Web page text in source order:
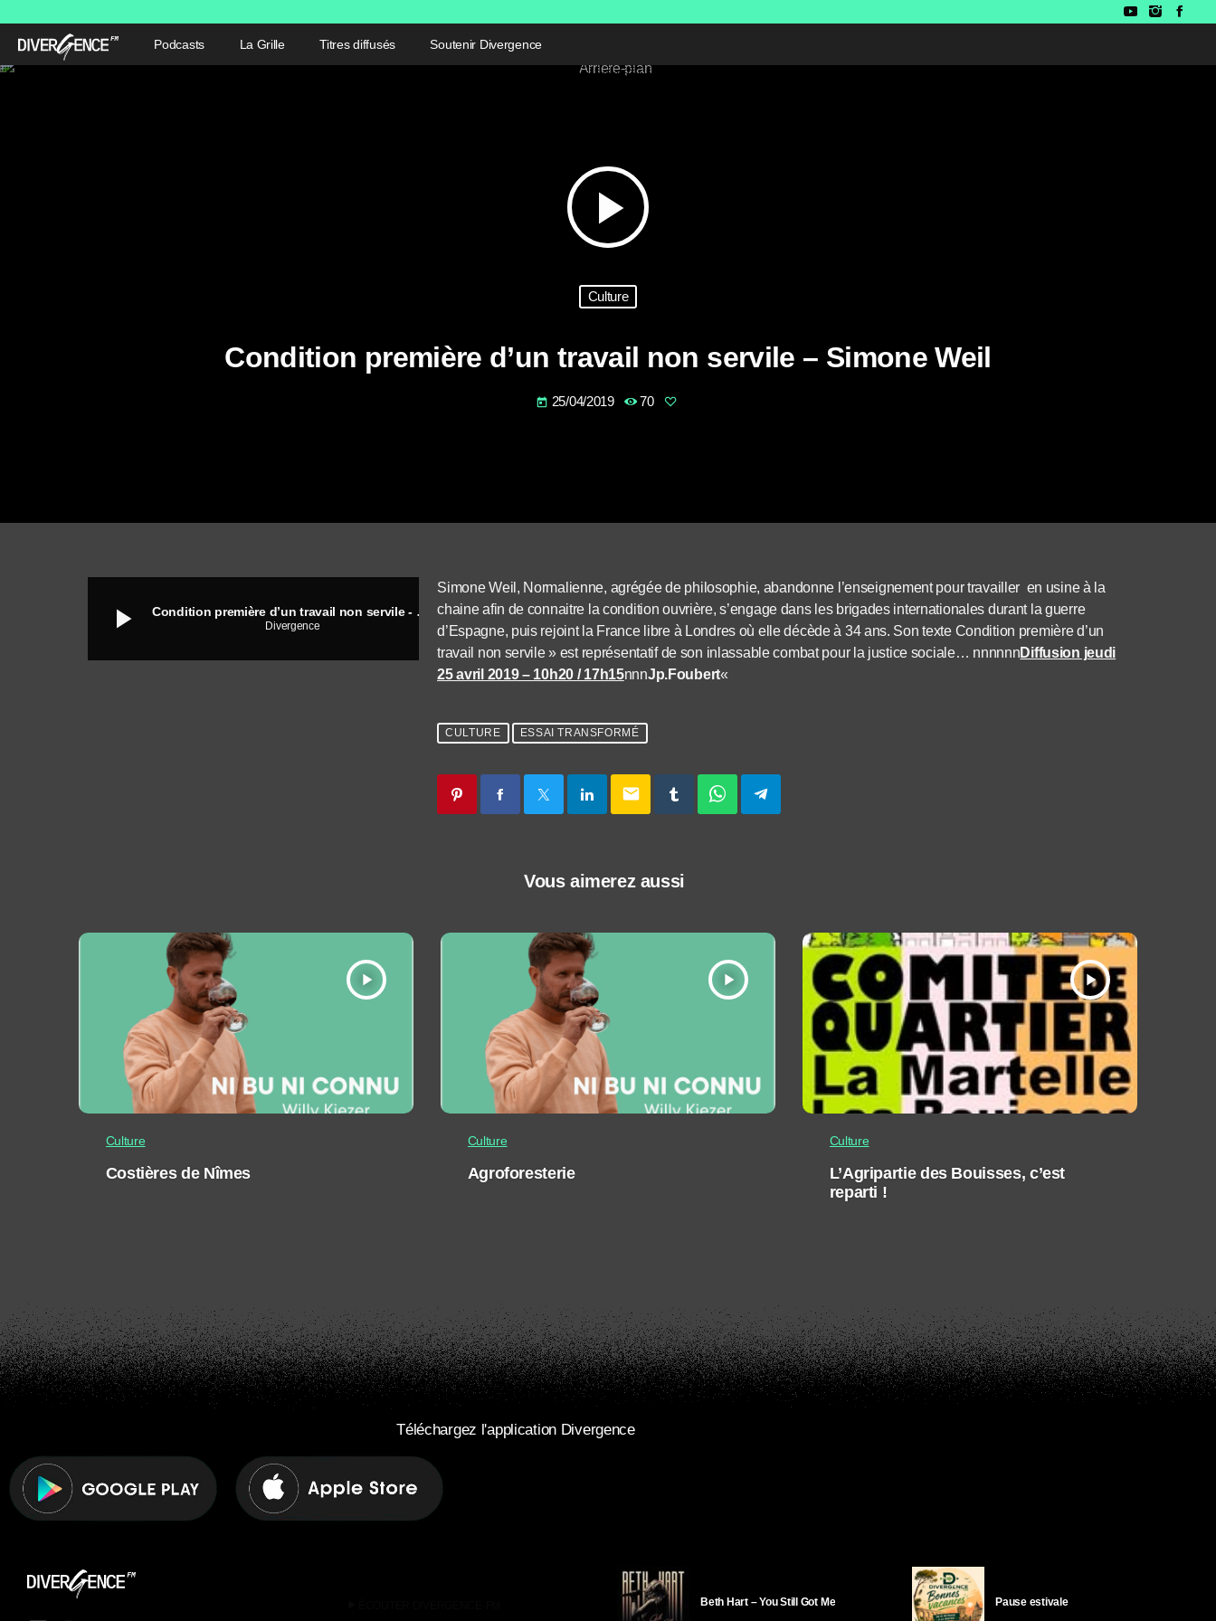
Podcasts La Grille Titres diffusés Soutenir Divergence
play_arrow
Culture
Condition première d’un travail non servile – Simone Weil
today 25/04/2019 70
play_arrow Condition première d’un travail non servile - Simone Weil
Divergence
Simone Weil, Normalienne, agrégée de philosophie, abandonne l’enseignement pour travailler en usine à la
chaine afin de connaitre la condition ouvrière, s’engage dans les brigades internationales durant la guerre
d’Espagne, puis rejoint la France libre à Londres où elle décède à 34 ans. Son texte Condition première d’un
travail non servile » est représentatif de son inlassable combat pour la justice sociale… nnnnnnDiffusion jeudi
25 avril 2019 – 10h20 / 17h15nnnJp.Foubert«
CULTURE ESSAI TRANSFORMÉ
email
Vous aimerez aussi
play_arrow
Culture
Costières de Nîmes
play_arrow
Culture
Agroforesterie
play_arrow
Culture
L’Agripartie des Bouisses, c’est
reparti !
Téléchargez l'application Divergence
Beth Hart – You Still Got Me Pause estivale